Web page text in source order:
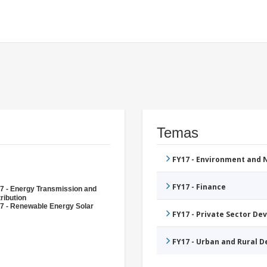
- Energy Transmission and
- Renewable Energy Solar
Temas
FY17 - Environment
FY17 - Finance
FY17 - Private Sector
FY17 - Urban and Rural